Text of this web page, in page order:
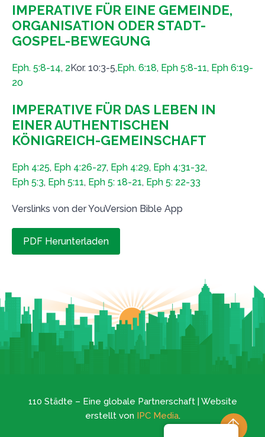
IMPERATIVE FÜR EINE GEMEINDE,
ORGANISATION ODER STADT-
GOSPEL-BEWEGUNG
Eph. 5:8-14, 2Kor. 10:3-5,Eph. 6:18, Eph 5:8-11, Eph 6:19-
20
IMPERATIVE FÜR DAS LEBEN IN
EINER AUTHENTISCHEN
KÖNIGREICH-GEMEINSCHAFT
Eph 4:25, Eph 4:26-27, Eph 4:29, Eph 4:31-32,
Eph 5:3, Eph 5:11, Eph 5: 18-21, Eph 5: 22-33
Verslinks von der YouVersion Bible App
PDF Herunterladen
110 Städte – Eine globale Partnerschaft | Website
erstellt von IPC Media.